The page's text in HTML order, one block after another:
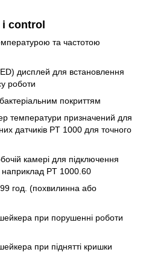
i control
та частотою
дисплей для встановлення
роботи
покриттям
температури призначений для
датчиків PT 1000 для точного
камері для підключення
наприклад PT 1000.60
год. (похвилинна або
при порушенні роботи
при піднятті кришки